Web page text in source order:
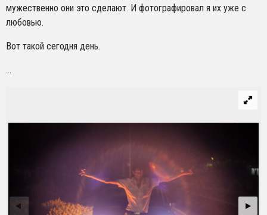
мужественно они это сделают. И фотографировал я их уже с
любовью.
Вот такой сегодня день.
…